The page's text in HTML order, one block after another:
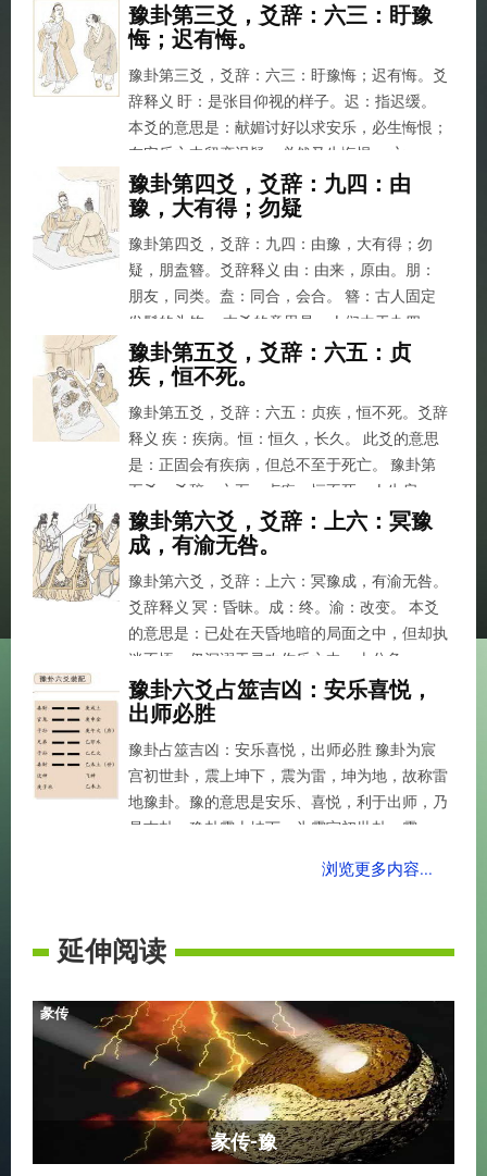
豫卦第三爻，爻辞：六三：盱豫
悔；迟有悔。
豫卦第三爻，爻辞：六三：盱豫悔；迟有悔。爻
辞释义 盱：是张目仰视的样子。迟：指迟缓。
本爻的意思是：献媚讨好以求安乐，必生悔恨；
在安乐之中留恋迟疑，必然又生悔恨。 六...
豫卦第四爻，爻辞：九四：由
豫，大有得；勿疑
豫卦第四爻，爻辞：九四：由豫，大有得；勿
疑，朋盍簪。爻辞释义 由：由来，原由。朋：
朋友，同类。盍：同合，会合。 簪：古人固定
发髻的头饰。 本爻的意思是：人们由于九四
而...
豫卦第五爻，爻辞：六五：贞
疾，恒不死。
豫卦第五爻，爻辞：六五：贞疾，恒不死。爻辞
释义 疾：疾病。恒：恒久，长久。 此爻的意思
是：正固会有疾病，但总不至于死亡。 豫卦第
五爻，爻辞：六五：贞疾，恒不死。人生启...
豫卦第六爻，爻辞：上六：冥豫
成，有渝无咎。
豫卦第六爻，爻辞：上六：冥豫成，有渝无咎。
爻辞释义 冥：昏昧。成：终。渝：改变。 本爻
的意思是：已处在天昏地暗的局面之中，但却执
迷不悟，仍沉溺于寻欢作乐之中，十分危...
豫卦六爻占筮吉凶：安乐喜悦，
出师必胜
豫卦占筮吉凶：安乐喜悦，出师必胜 豫卦为宸
宫初世卦，震上坤下，震为雷，坤为地，故称雷
地豫卦。豫的意思是安乐、喜悦，利于出师，乃
是吉卦。豫卦震上坤下，为震宫初世卦。震...
浏览更多内容...
延伸阅读
彖传
彖传-豫